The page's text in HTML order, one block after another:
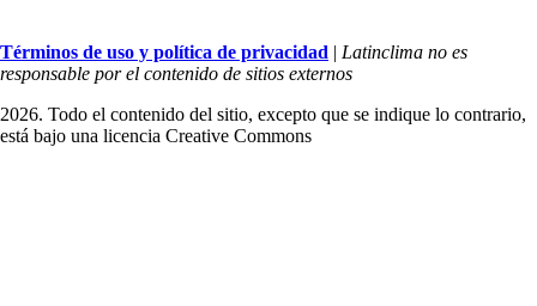
Términos de uso y política de privacidad | Latinclima no es
responsable por el contenido de sitios externos
2026. Todo el contenido del sitio, excepto que se indique lo contrario,
está bajo una licencia Creative Commons